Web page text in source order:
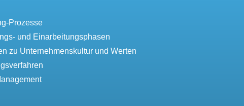
Prozesse
und Einarbeitungsphasen
zu Unternehmenskultur und Werten